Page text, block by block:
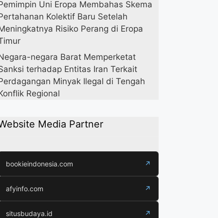
Uni Eropa Membahas Skema
Kolektif Baru Setelah
Risiko Perang di Eropa
negara Barat Memperketat
terhadap Entitas Iran Terkait
Minyak Ilegal di Tengah
Regional
Media Partner
bookieindonesia.com ↗
afyinfo.com ↗
situsbudaya.id ↗